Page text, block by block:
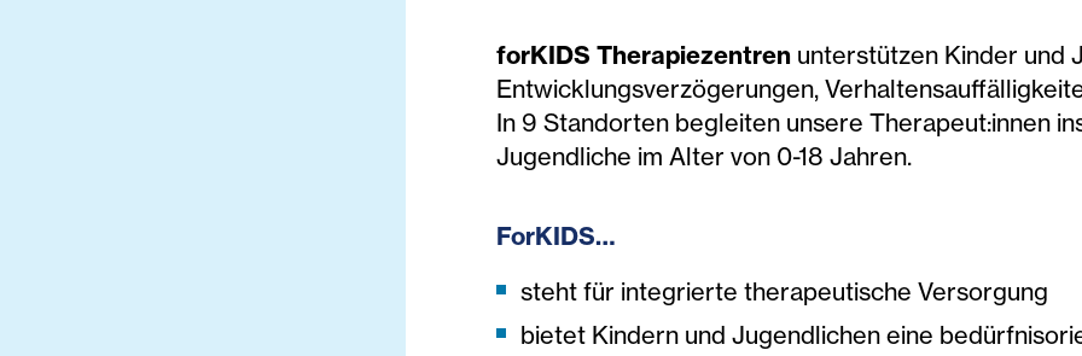
forKIDS Therapiezentren unterstützen Kinder und
Entwicklungsverzögerungen,
In 9 Standorten begleiten unsere Therapeut:innen
Jugendliche im Alter von 0-18 Jahren.
ForKIDS…
steht für integrierte therapeutische Versorgung
bietet Kindern und Jugendlichen eine